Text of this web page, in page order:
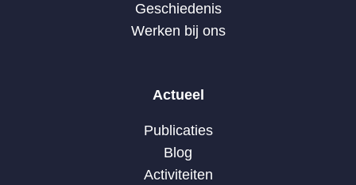
Geschiedenis
Werken bij ons
Actueel
Publicaties
Blog
Activiteiten